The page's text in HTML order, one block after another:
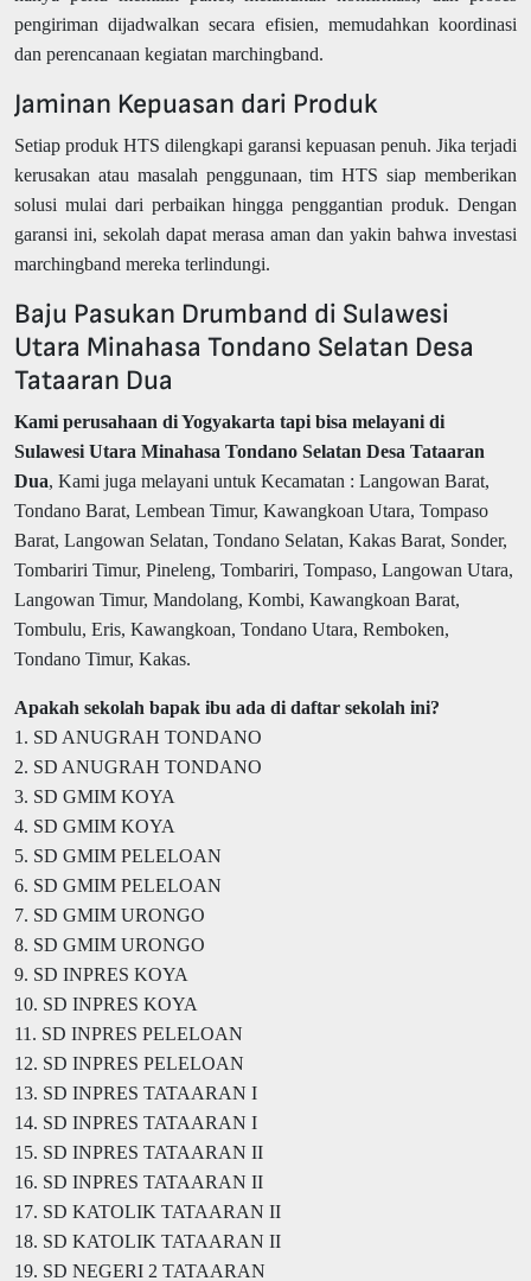
pengiriman dijadwalkan secara efisien, memudahkan koordinasi
dan perencanaan kegiatan marchingband.
Jaminan Kepuasan dari Produk
Setiap produk HTS dilengkapi garansi kepuasan penuh. Jika terjadi
kerusakan atau masalah penggunaan, tim HTS siap memberikan
solusi mulai dari perbaikan hingga penggantian produk. Dengan
garansi ini, sekolah dapat merasa aman dan yakin bahwa investasi
marchingband mereka terlindungi.
Baju Pasukan Drumband di Sulawesi
Utara Minahasa Tondano Selatan Desa
Tataaran Dua
Kami perusahaan di Yogyakarta tapi bisa melayani di
Sulawesi Utara Minahasa Tondano Selatan Desa Tataaran
Dua, Kami juga melayani untuk Kecamatan : Langowan Barat,
Tondano Barat, Lembean Timur, Kawangkoan Utara, Tompaso
Barat, Langowan Selatan, Tondano Selatan, Kakas Barat, Sonder,
Tombariri Timur, Pineleng, Tombariri, Tompaso, Langowan Utara,
Langowan Timur, Mandolang, Kombi, Kawangkoan Barat,
Tombulu, Eris, Kawangkoan, Tondano Utara, Remboken,
Tondano Timur, Kakas.
Apakah sekolah bapak ibu ada di daftar sekolah ini?
1. SD ANUGRAH TONDANO
2. SD ANUGRAH TONDANO
3. SD GMIM KOYA
4. SD GMIM KOYA
5. SD GMIM PELELOAN
6. SD GMIM PELELOAN
7. SD GMIM URONGO
8. SD GMIM URONGO
9. SD INPRES KOYA
10. SD INPRES KOYA
11. SD INPRES PELELOAN
12. SD INPRES PELELOAN
13. SD INPRES TATAARAN I
14. SD INPRES TATAARAN I
15. SD INPRES TATAARAN II
16. SD INPRES TATAARAN II
17. SD KATOLIK TATAARAN II
18. SD KATOLIK TATAARAN II
19. SD NEGERI 2 TATAARAN